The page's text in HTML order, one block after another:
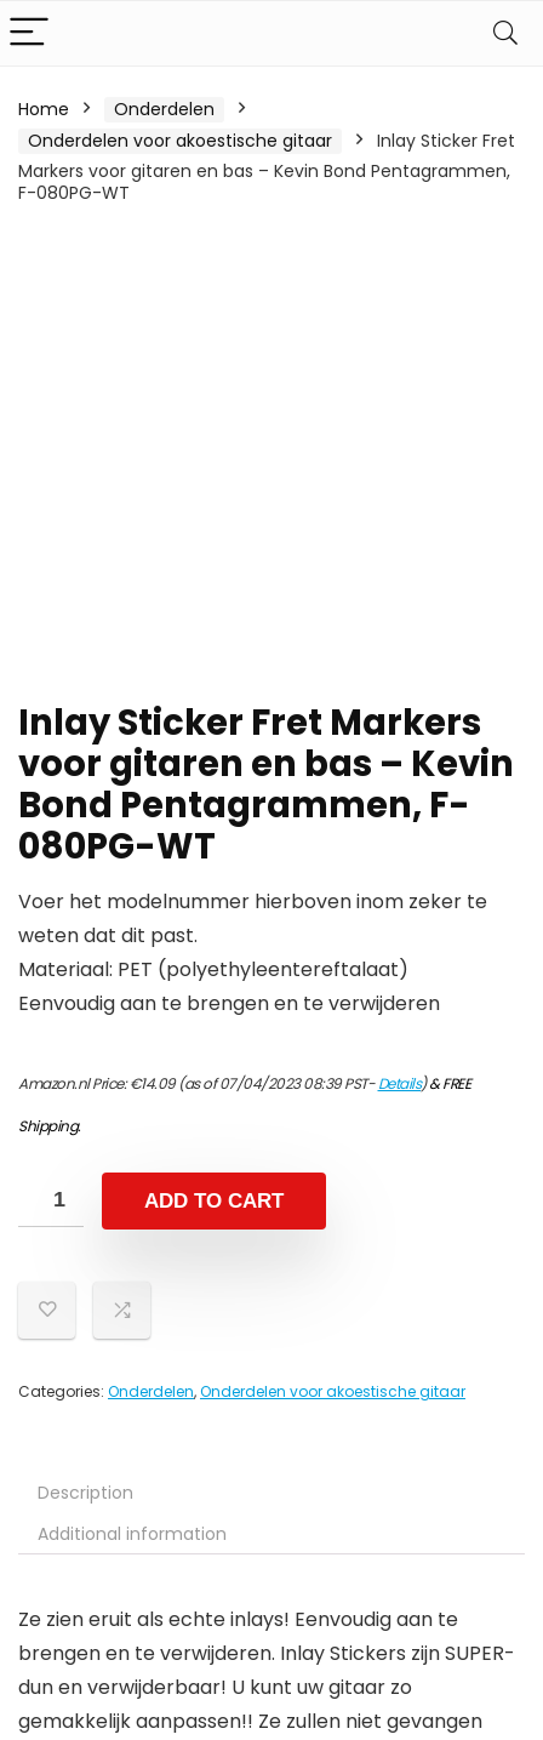
Home
Onderdelen
Onderdelen voor akoestische gitaar
Inlay Sticker Fret
Markers voor gitaren en bas – Kevin Bond Pentagrammen,
F-080PG-WT
Inlay Sticker Fret Markers
voor gitaren en bas – Kevin
Bond Pentagrammen, F-
080PG-WT
Voer het modelnummer hierboven inom zeker te
weten dat dit past.
Materiaal: PET (polyethyleentereftalaat)
Eenvoudig aan te brengen en te verwijderen
Amazon.nl Price:€14.09(as of 07/04/2023 08:39 PST-Details)&FREE
Shipping.
ADD TO CART
Categories: Onderdelen,Onderdelen voor akoestische gitaar
Description
Additional information
Ze zien eruit als echte inlays! Eenvoudig aan te
brengen en te verwijderen. Inlay Stickers zijn SUPER-
dun en verwijderbaar! U kunt uw gitaar zo
gemakkelijk aanpassen!! Ze zullen niet gevangen